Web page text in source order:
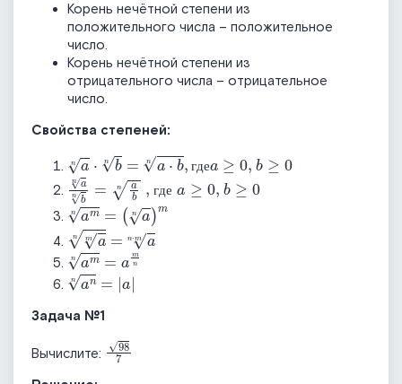
Корень нечётной степени из
положительного числа – положительное
число.
Корень нечётной степени из
отрицательного числа – отрицательное
число.
Свойства степеней:
n⋅ n=a n,гдеa ≥
anb bn, где ≥ 0, b 0
amn= n m
amn= ⋅ m
amn=
n
ann=
Задача №1
Вычислите:
987